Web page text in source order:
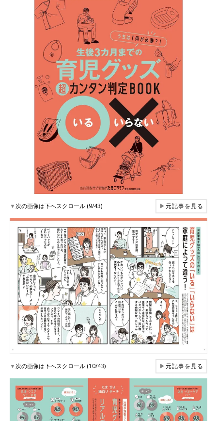
▼次の画像は下へスクロール (9/43) ▶元記事を見る
▼次の画像は下へスクロール (10/43) ▶元記事を見る